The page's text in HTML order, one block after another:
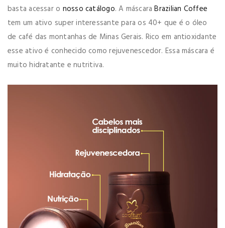
basta acessar o nosso catálogo. A máscaraBrazilian Coffee
tem um ativo super interessante para os 40+ que é o óleo
de café das montanhas de Minas Gerais. Rico em antioxidante
esse ativo é conhecido como rejuvenescedor. Essa máscara é
muito hidratante e nutritiva.